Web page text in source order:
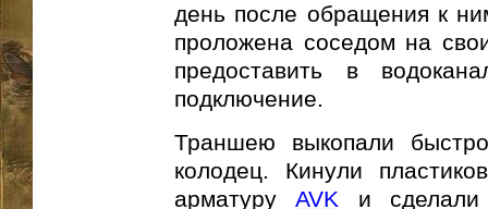
день после обращения к
проложена соседом на
предоставить в
подключение.
Траншею выкопали
колодец. Кинули
арматуруAVK и сделали